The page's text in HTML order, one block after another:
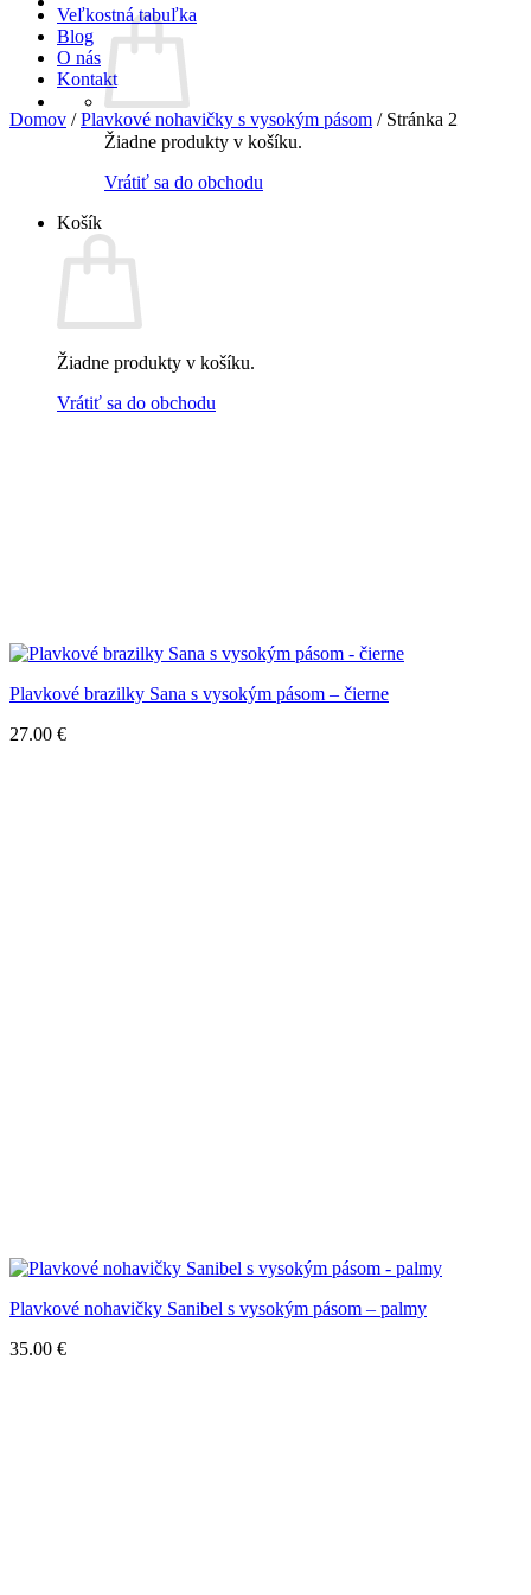
Žiadne produkty v košíku.
Vrátiť sa do obchodu
Košík
Žiadne produkty v košíku.
Vrátiť sa do obchodu
Veľkostná tabuľka
Blog
O nás
Kontakt
Domov / Plavkové nohavičky s vysokým pásom /Stránka 2
Plavkové brazilky Sana s vysokým pásom – čierne
27.00 €
Plavkové nohavičky Sanibel s vysokým pásom – palmy
35.00 €